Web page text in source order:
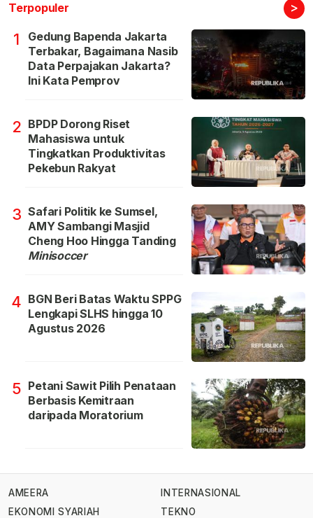
Terpopuler >
1
Gedung Bapenda Jakarta
Terbakar, Bagaimana Nasib
Data Perpajakan Jakarta?
Ini Kata Pemprov
2 BPDP Dorong Riset
Mahasiswa untuk
Tingkatkan Produktivitas
Pekebun Rakyat
3 Safari Politik ke Sumsel,
AMY Sambangi Masjid
Cheng Hoo Hingga Tanding
Minisoccer
4 BGN Beri Batas Waktu SPPG
Lengkapi SLHS hingga 10
Agustus 2026
5 Petani Sawit Pilih Penataan
Berbasis Kemitraan
daripada Moratorium
AMEERA
EKONOMI SYARIAH
INTERNASIONAL
TEKNO